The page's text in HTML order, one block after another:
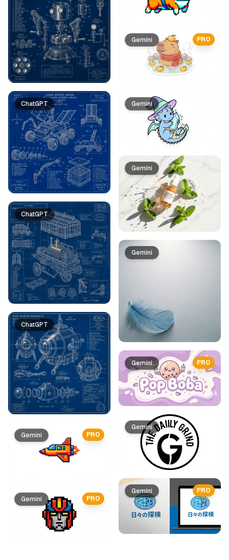
ChatGPT
ChatGPT
ChatGPT
PRO
Gemini
PRO
Gemini
PRO
Gemini
Gemini
Gemini
Gemini
PRO
Gemini
Gemini
PRO
Gemini